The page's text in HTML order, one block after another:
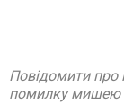
Повідомити про
помилку мишею